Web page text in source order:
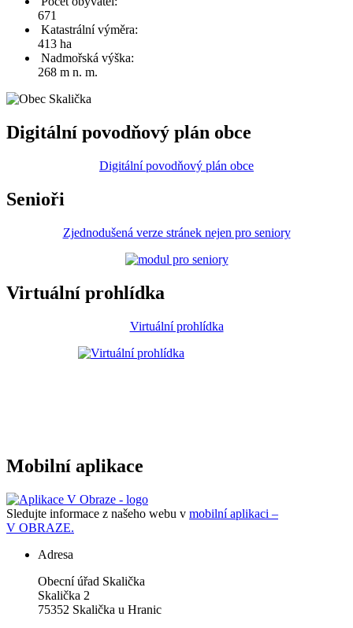
671
Katastrální výměra:
413 ha
Nadmořská výška:
268 m n. m.
Digitální povodňový plán obce
Digitální povodňový plán obce
Senioři
Zjednodušená verze stránek nejen pro seniory
Virtuální prohlídka
Virtuální prohlídka
Mobilní aplikace
Sledujte informace z našeho webu v mobilní aplikaci –
V OBRAZE.
Adresa
Obecní úřad Skalička
Skalička 2
75352 Skalička u Hranic